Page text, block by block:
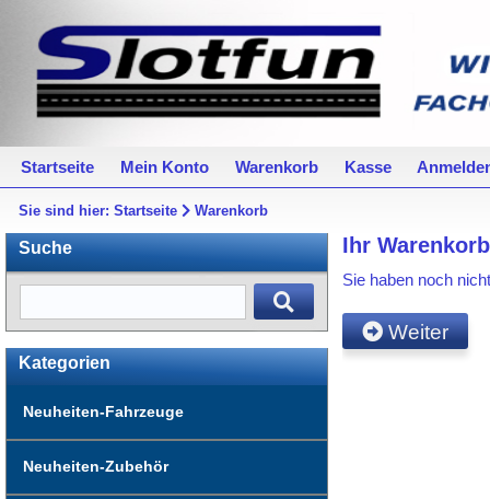
Startseite Mein Konto Warenkorb Kasse
Sie sind hier:Startseite Warenkorb
Suche
Kategorien
Neuheiten-Fahrzeuge
Neuheiten-Zubehör
Ihr
Sie haben noch
Weiter